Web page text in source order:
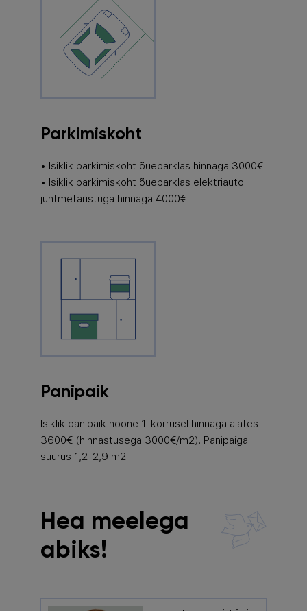
Parkimiskoht
• Isiklik parkimiskoht õueparklas hinnaga 3000€
• Isiklik parkimiskoht õueparklas elektriauto
juhtmetaristuga hinnaga 4000€
Panipaik
Isiklik panipaik hoone 1. korrusel hinnaga alates
3600€ (hinnastusega 3000€/m2). Panipaiga
suurus 1,2-2,9 m2
Hea meelega
abiks!